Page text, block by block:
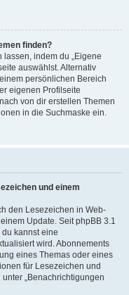
finden?
indem du „Eigene
auswählst. Alternativ
persönlichen Bereich
eigenen Profilseite
von dir erstellen Themen
in die Suchmaske ein.
und einem
den Lesezeichen in Web-
Update. Seit phpBB 3.1
kannst eine
wird. Abonnements
eines Themas oder eines
für Lesezeichen und
„Benachrichtigungen